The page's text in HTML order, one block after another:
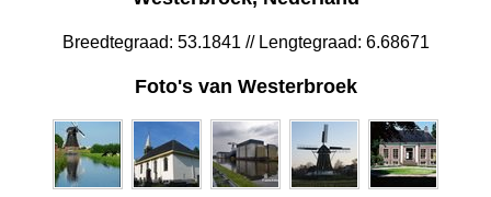
Breedtegraad: 53.1841 // Lengtegraad: 6.68671
Foto's van Westerbroek